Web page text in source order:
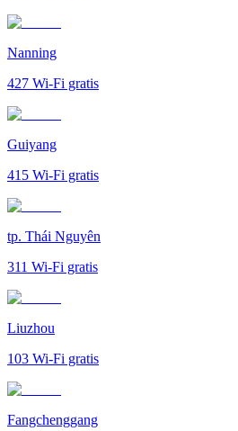
Nanning
427 Wi-Fi gratis
Guiyang
415 Wi-Fi gratis
tp. Thái Nguyên
311 Wi-Fi gratis
Liuzhou
103 Wi-Fi gratis
Fangchenggang